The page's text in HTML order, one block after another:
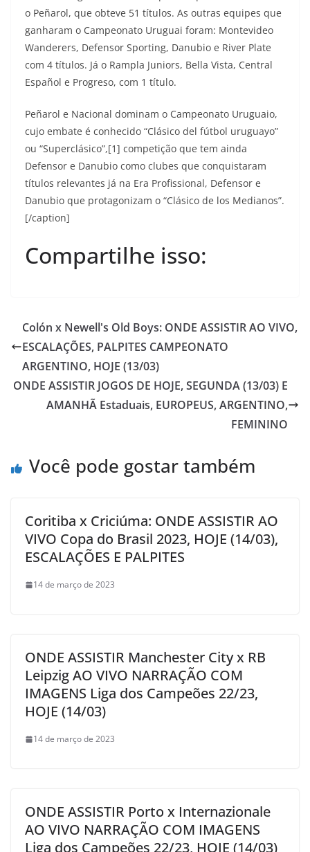
o Peñarol, que obteve 51 títulos. As outras equipes que
ganharam o Campeonato Uruguai foram: Montevideo
Wanderers, Defensor Sporting, Danubio e River Plate
com 4 títulos. Já o Rampla Juniors, Bella Vista, Central
Español e Progreso, com 1 título.
Peñarol e Nacional dominam o Campeonato Uruguaio,
cujo embate é conhecido “Clásico del fútbol uruguayo”
ou “Superclásico”,[1] competição que tem ainda
Defensor e Danubio como clubes que conquistaram
títulos relevantes já na Era Profissional, Defensor e
Danubio que protagonizam o “Clásico de los Medianos”.
[/caption]
Compartilhe isso:
Colón x Newell's Old Boys: ONDE ASSISTIR AO VIVO,
ESCALAÇÕES, PALPITES CAMPEONATO
ARGENTINO, HOJE (13/03)
ONDE ASSISTIR JOGOS DE HOJE, SEGUNDA (13/03) E
AMANHÃ Estaduais, EUROPEUS, ARGENTINO,
FEMININO
Você pode gostar também
Coritiba x Criciúma: ONDE ASSISTIR AO
VIVO Copa do Brasil 2023, HOJE (14/03),
ESCALAÇÕES E PALPITES
14 de março de 2023
ONDE ASSISTIR Manchester City x RB
Leipzig AO VIVO NARRAÇÃO COM
IMAGENS Liga dos Campeões 22/23,
HOJE (14/03)
14 de março de 2023
ONDE ASSISTIR Porto x Internazionale
AO VIVO NARRAÇÃO COM IMAGENS
Liga dos Campeões 22/23, HOJE (14/03)